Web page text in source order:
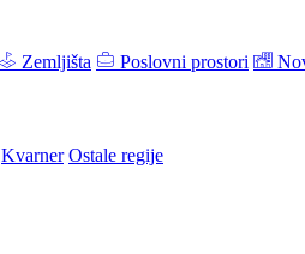
Zemljišta Poslovni prostori
Kvarner Ostale regije